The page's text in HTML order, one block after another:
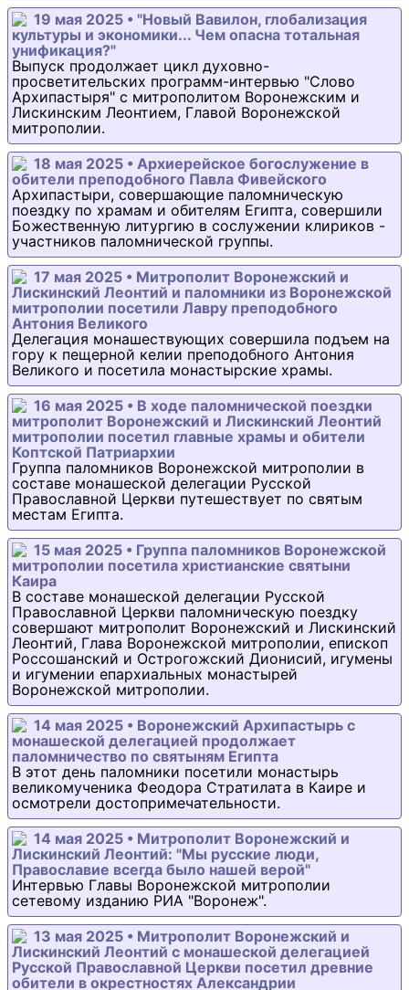
19 мая 2025 • "Новый Вавилон, глобализация
культуры и экономики... Чем опасна тотальная
унификация?"
Выпуск продолжает цикл духовно-
просветительских программ-интервью "Слово
Архипастыря" с митрополитом Воронежским и
Лискинским Леонтием, Главой Воронежской
митрополии.
18 мая 2025 • Архиерейское богослужение в
обители преподобного Павла Фивейского
Архипастыри, совершающие паломническую
поездку по храмам и обителям Египта, совершили
Божественную литургию в сослужении клириков -
участников паломнической группы.
17 мая 2025 • Митрополит Воронежский и
Лискинский Леонтий и паломники из Воронежской
митрополии посетили Лавру преподобного
Антония Великого
Делегация монашествующих совершила подъем на
гору к пещерной келии преподобного Антония
Великого и посетила монастырские храмы.
16 мая 2025 • В ходе паломнической поездки
митрополит Воронежский и Лискинский Леонтий
митрополии посетил главные храмы и обители
Коптской Патриархии
Группа паломников Воронежской митрополии в
составе монашеской делегации Русской
Православной Церкви путешествует по святым
местам Египта.
15 мая 2025 • Группа паломников Воронежской
митрополии посетила христианские святыни
Каира
В составе монашеской делегации Русской
Православной Церкви паломническую поездку
совершают митрополит Воронежский и Лискинский
Леонтий, Глава Воронежской митрополии, епископ
Россошанский и Острогожский Дионисий, игумены
и игумении епархиальных монастырей
Воронежской митрополии.
14 мая 2025 • Воронежский Архипастырь с
монашеской делегацией продолжает
паломничество по святыням Египта
В этот день паломники посетили монастырь
великомученика Феодора Стратилата в Каире и
осмотрели достопримечательности.
14 мая 2025 • Митрополит Воронежский и
Лискинский Леонтий: "Мы русские люди,
Православие всегда было нашей верой"
Интервью Главы Воронежской митрополии
сетевому изданию РИА "Воронеж".
13 мая 2025 • Митрополит Воронежский и
Лискинский Леонтий с монашеской делегацией
Русской Православной Церкви посетил древние
обители в окрестностях Александрии